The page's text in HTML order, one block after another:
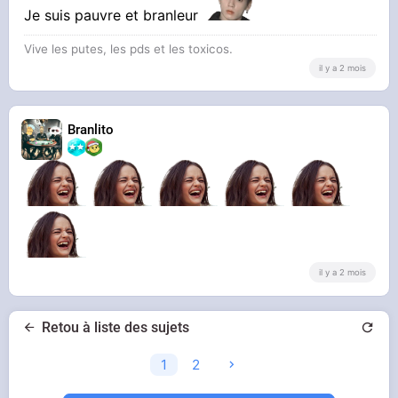
Je suis pauvre et branleur
Vive les putes, les pds et les toxicos.
il y a 2 mois
Branlito
il y a 2 mois
Retou à liste des sujets
1 2